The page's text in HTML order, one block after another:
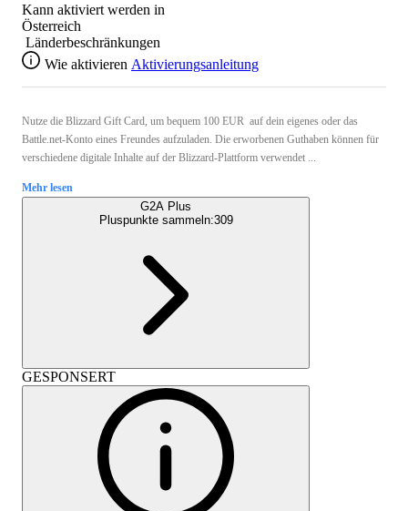
Kann aktiviert werden in
Österreich
Länderbeschränkungen
Wie aktivieren Aktivierungsanleitung
Nutze die Blizzard Gift Card, um bequem 100 EUR auf dein eigenes oder das
Battle.net-Konto eines Freundes aufzuladen. Die erworbenen Guthaben können für
verschiedene digitale Inhalte auf der Blizzard-Plattform verwendet ...
Mehr lesen
G2A Plus
Pluspunkte sammeln:309
GESPONSERT